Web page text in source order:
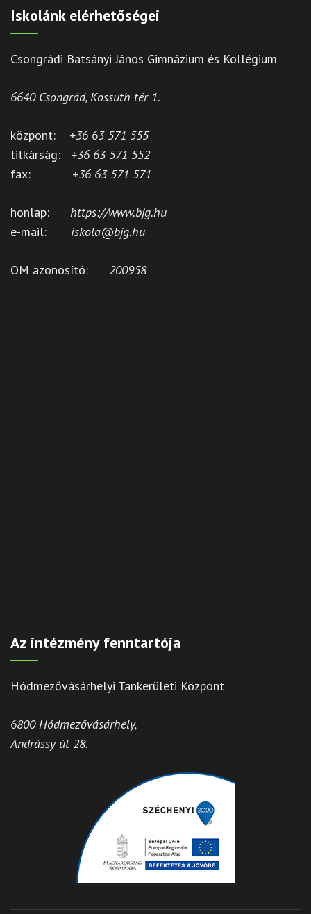
Iskolánk elérhetőségei
Csongrádi Batsányi János Gimnázium és Kollégium
6640 Csongrád, Kossuth tér 1.
központ: +36 63 571 555
titkárság: +36 63 571 552
fax: +36 63 571 571
honlap: https://www.bjg.hu
e-mail: iskola@bjg.hu
OM azonosító: 200958
Az intézmény fenntartója
Hódmezővásárhelyi Tankerületi Központ
6800 Hódmezővásárhely,
Andrássy út 28.